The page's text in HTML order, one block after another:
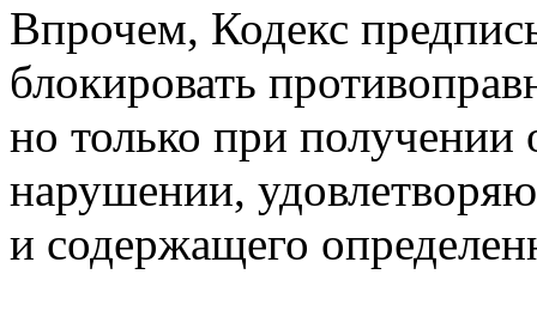
Впрочем, Кодекс
блокировать
но только при получении
нарушении,
и содержащего